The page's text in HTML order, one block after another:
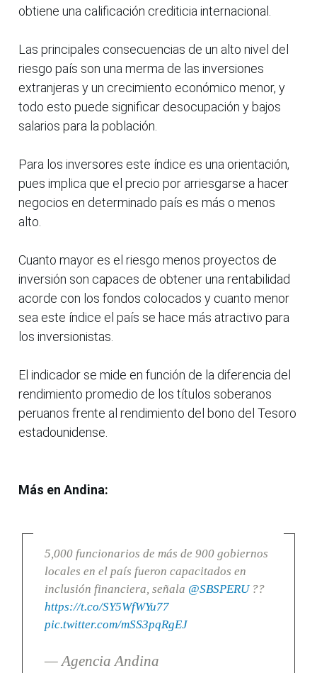
obtiene una calificación crediticia internacional.
Las principales consecuencias de un alto nivel del
riesgo país son una merma de las inversiones
extranjeras y un crecimiento económico menor, y
todo esto puede significar desocupación y bajos
salarios para la población.
Para los inversores este índice es una orientación,
pues implica que el precio por arriesgarse a hacer
negocios en determinado país es más o menos
alto.
Cuanto mayor es el riesgo menos proyectos de
inversión son capaces de obtener una rentabilidad
acorde con los fondos colocados y cuanto menor
sea este índice el país se hace más atractivo para
los inversionistas.
El indicador se mide en función de la diferencia del
rendimiento promedio de los títulos soberanos
peruanos frente al rendimiento del bono del Tesoro
estadounidense.
Más en Andina:
5,000 funcionarios de más de 900 gobiernos
locales en el país fueron capacitados en
inclusión financiera, señala @SBSPERU??
https://t.co/SY5WfWYu77
pic.twitter.com/mSS3pqRgEJ
— Agencia Andina